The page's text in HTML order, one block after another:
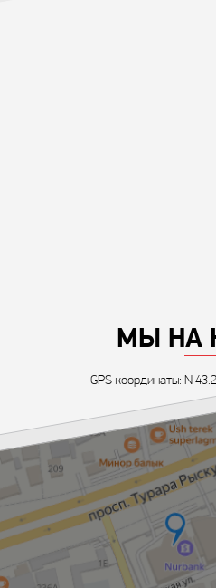
МЫ НА
GPS координаты: N